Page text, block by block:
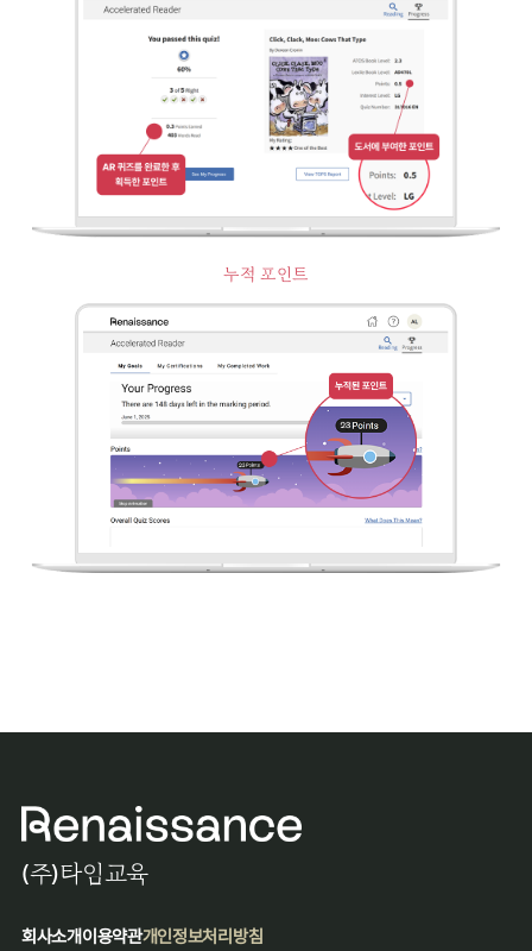
누적 포인트
(주)타임교육​
회사소개이용약관개인정보처리방침